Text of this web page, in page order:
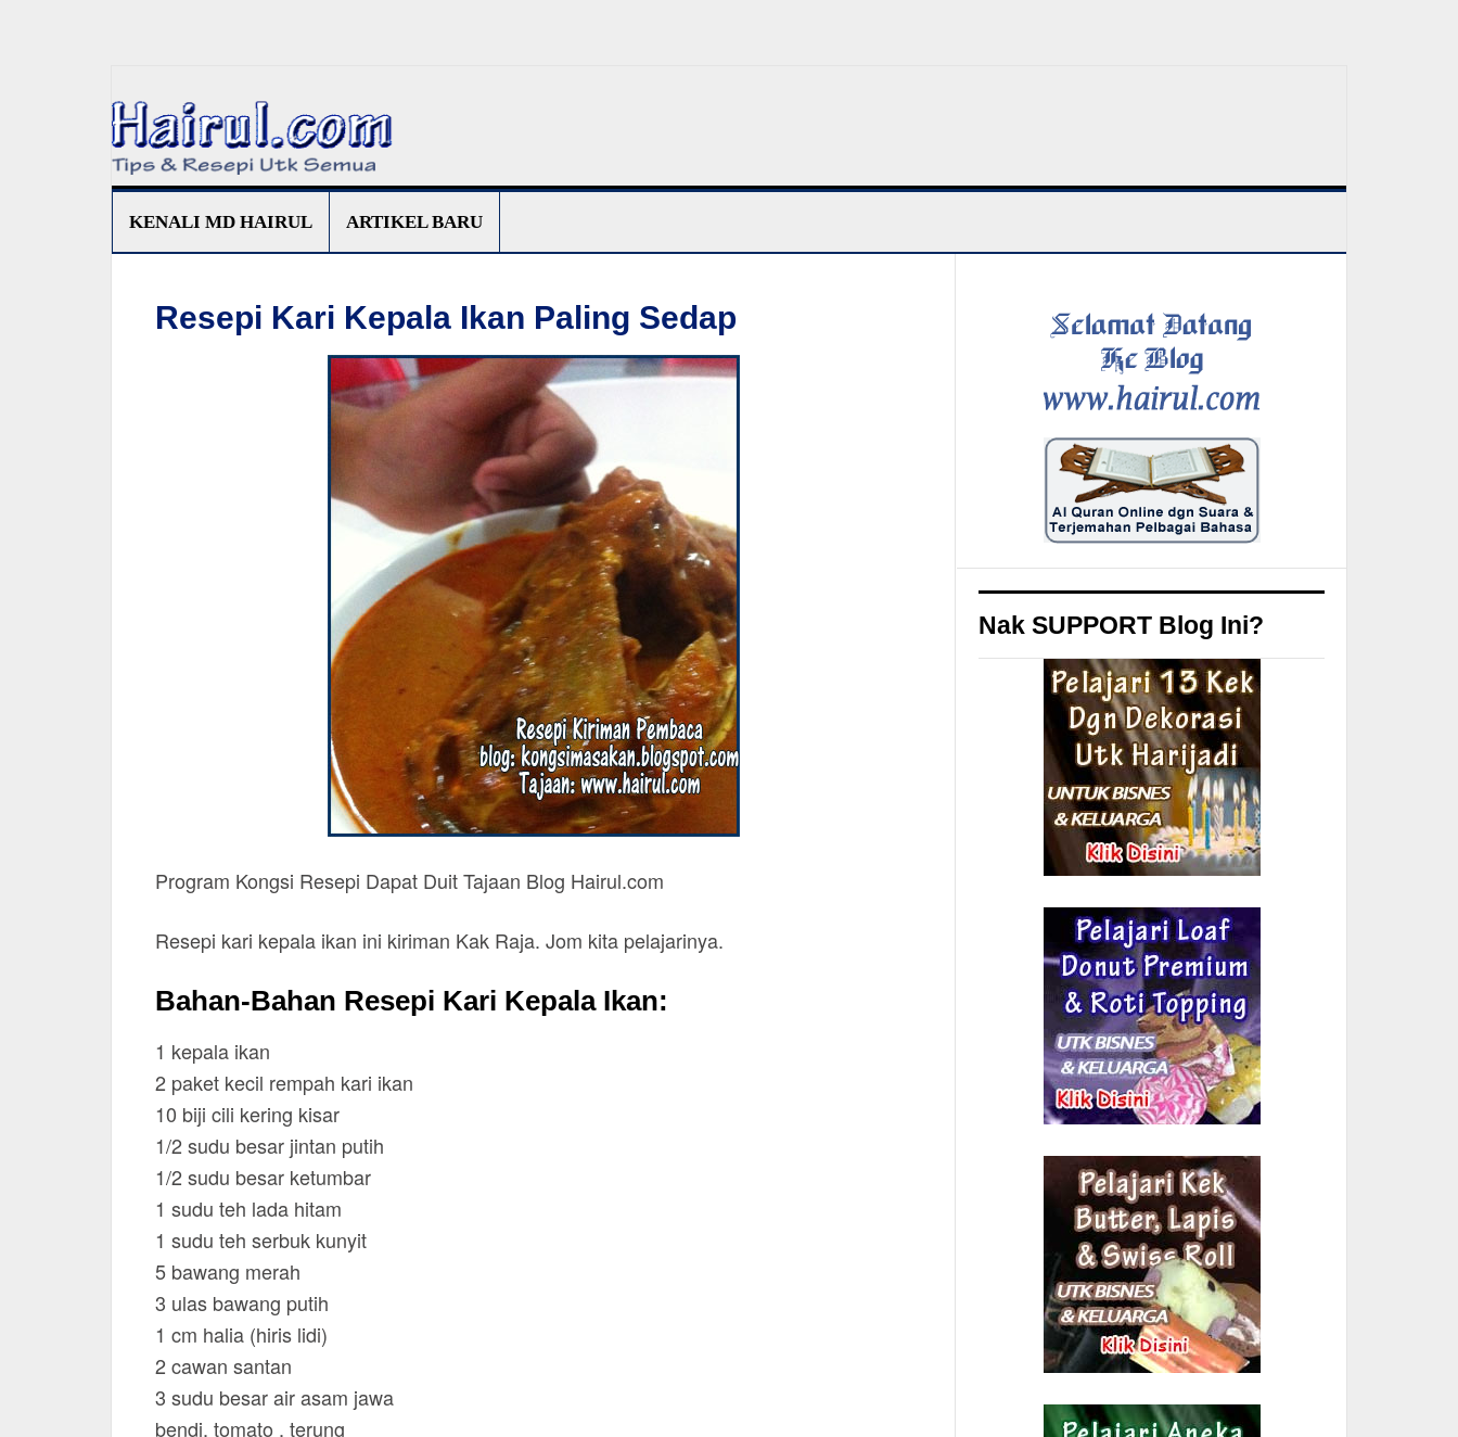
KENALI MD HAIRUL ARTIKEL BARU
Resepi Kari Kepala Ikan Paling Sedap
Program Kongsi Resepi Dapat Duit Tajaan Blog Hairul.com
Resepi kari kepala ikan ini kiriman Kak Raja. Jom kita pelajarinya.
Bahan-Bahan Resepi Kari Kepala Ikan:
1 kepala ikan
2 paket kecil rempah kari ikan
10 biji cili kering kisar
1/2 sudu besar jintan putih
1/2 sudu besar ketumbar
1 sudu teh lada hitam
1 sudu teh serbuk kunyit
5 bawang merah
3 ulas bawang putih
1 cm halia (hiris lidi)
2 cawan santan
3 sudu besar air asam jawa
bendi, tomato , terung
Nak SUPPORT Blog Ini?